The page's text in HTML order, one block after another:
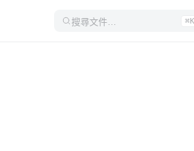
搜尋文件… ⌘K